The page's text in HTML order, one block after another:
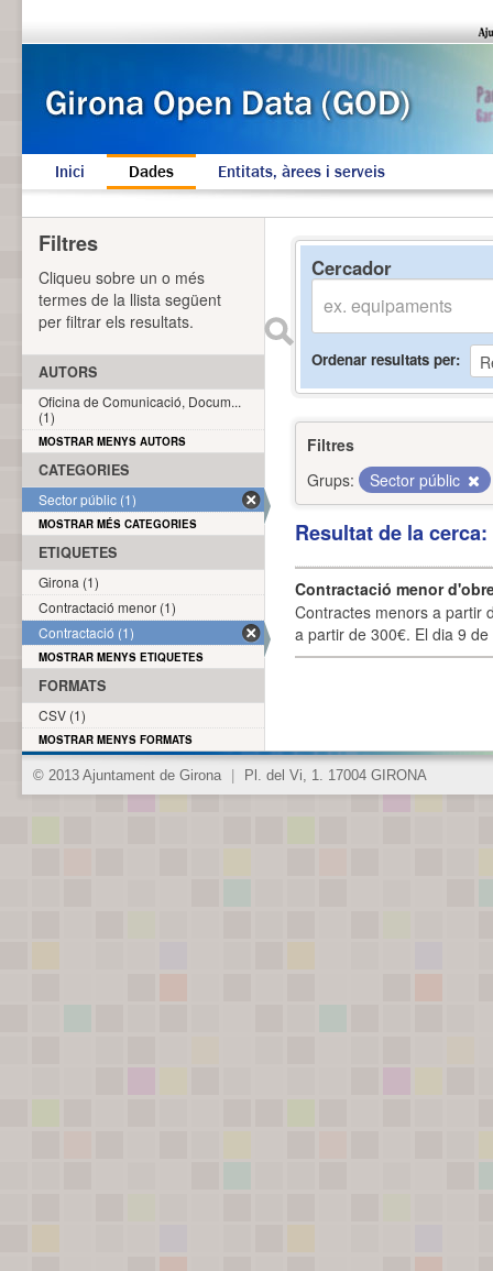
Inici Dades Entitats, àrees i serveis
Cercador
Ordenar resultats per
Filtres
Grups:
Sector públic
Resultat de la
Contractació menor
Contractes menors a partir
a partir de 300€. El dia 9
Filtres
Cliqueu sobre un o més
termes de la llista següent
per filtrar els resultats.
AUTORS
Oficina de Comunicació, Docum...
(1)
MOSTRAR MENYS AUTORS
CATEGORIES
Sector públic (1)
MOSTRAR MÉS CATEGORIES
ETIQUETES
Girona (1)
Contractació menor (1)
Contractació (1)
MOSTRAR MENYS ETIQUETES
FORMATS
CSV (1)
MOSTRAR MENYS FORMATS
© 2013 Ajuntament de Girona Pl. del Vi, 1. 17004 GIRONA